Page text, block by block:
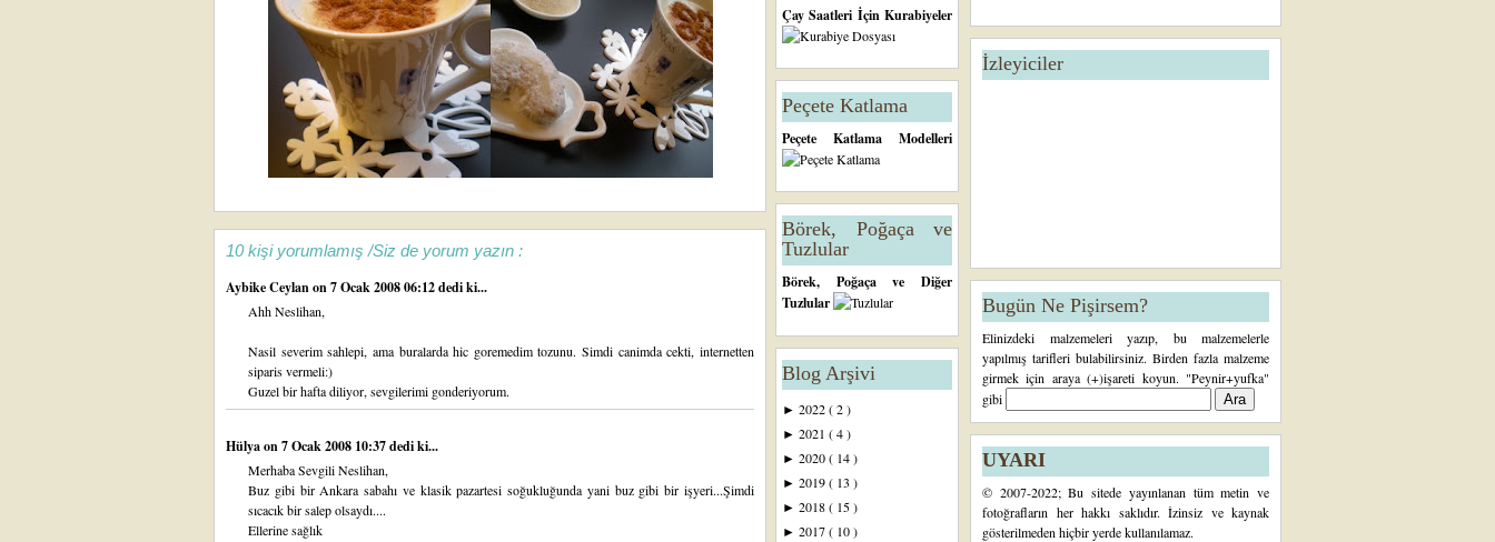
10 kişi yorumlamış /Siz de yorum yazın :
Aybike Ceylanon 7 Ocak 2008 06:12 dedi ki...
Ahh Neslihan,
Nasil severim sahlepi, ama buralarda hic goremedim tozunu. Simdi canimda cekti, internetten
siparis vermeli:)
Guzel bir hafta diliyor, sevgilerimi gonderiyorum.
Hülyaon 7 Ocak 2008 10:37 dedi ki...
Merhaba Sevgili Neslihan,
Buz gibi bir Ankara sabahı ve klasik pazartesi soğukluğunda yani buz gibi bir işyeri...Şimdi
sıcacık bir salep olsaydı....
Ellerine sağlık
Çay Saatleri İçin Kurabiyeler
Peçete Katlama
Peçete Katlama Modelleri
Börek, Poğaça ve
Tuzlular
Börek, Poğaça ve Diğer
Tuzlular
Blog Arşivi
► 2022( 2 )
► 2021 ( 4 )
► 2020( 14 )
► 2019( 13 )
► 2018( 15 )
► 2017( 10 )
İzleyiciler
Bugün Ne Pişirsem?
Elinizdeki malzemeleri yazıp, bu malzemelerle
yapılmış tarifleri bulabilirsiniz. Birden fazla malzeme
girmek için araya (+)işareti koyun. "Peynir+yufka"
gibi
UYARI
© 2007-2022; Bu sitede yayınlanan tüm metin ve
fotoğrafların her hakkı saklıdır. İzinsiz ve kaynak
gösterilmeden hiçbir yerde kullanılamaz.